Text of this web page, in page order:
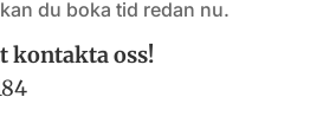
du boka tid redan nu.
kontakta oss!